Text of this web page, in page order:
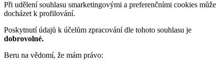
Při udělení souhlasu smarketingovými a preferenčními cookies může
docházet k profilování.
Poskytnutí údajů k účelům zpracování dle tohoto souhlasu je
dobrovolné.
Beru na vědomí, že mám právo: